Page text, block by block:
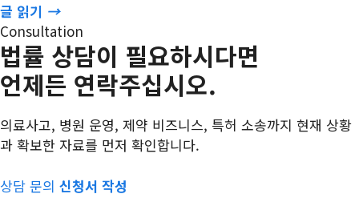
글 읽기 →
Consultation
법률 상담이 필요하시다면
언제든 연락주십시오.
의료사고, 병원 운영, 제약 비즈니스, 특허 소송까지 현재 상황
과 확보한 자료를 먼저 확인합니다.
상담 문의 신청서 작성